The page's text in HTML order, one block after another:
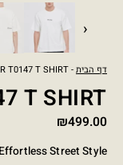
‹
דף הבית-
T0147 T SHIRT
T SHIRT
₪499.00